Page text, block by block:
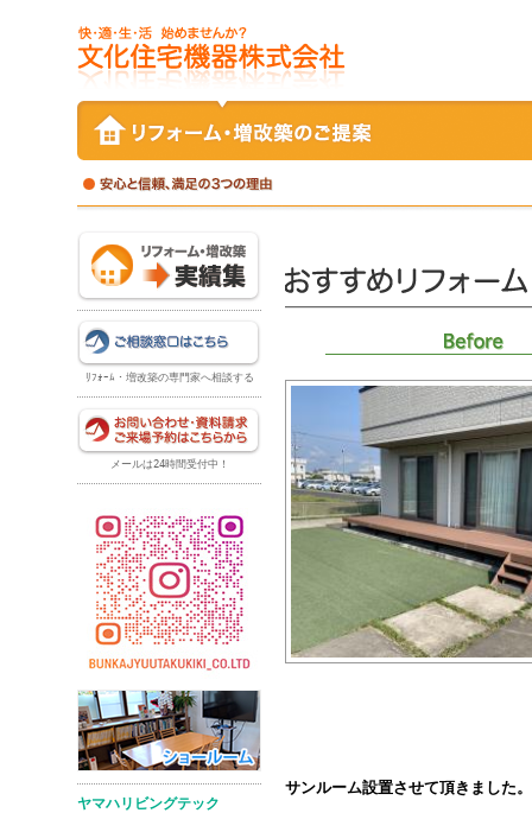
ﾘﾌｫｰﾑ・増改築の専門家へ相談する
メールは24時間受付中！
ヤマハリビングテック
サンルーム設置させて頂きました。